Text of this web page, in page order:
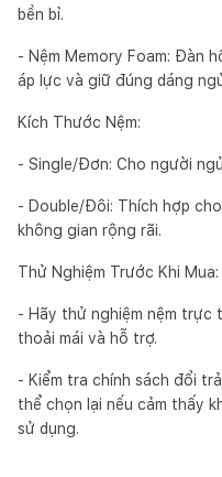
bền bỉ.
- Nệm Memory Foam: Đàn
áp lực và giữ đúng dáng
Kích Thước Nệm:
- Single/Đơn: Cho người
- Double/Đôi: Thích hợp
không gian rộng rãi.
Thử Nghiệm Trước Khi Mua:
- Hãy thử nghiệm nệm trực
thoải mái và hỗ trợ.
- Kiểm tra chính sách đổi
thể chọn lại nếu cảm thấy
sử dụng.